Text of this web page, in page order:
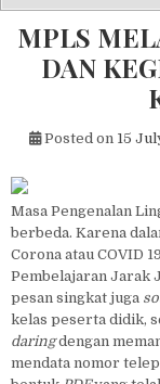
MPLS
DAN
Posted on 15
Masa Pengenalan
berbeda. Karena
Corona atau COVID
Pembelajaran Jarak
pesan singkat juga
kelas peserta didik,
daringdengan
mendata nomor